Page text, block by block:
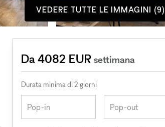
VEDERE TUTTE LE IMMAGINI (9)
Da 4082 EURsettimana
Durata minima di 2 giorni